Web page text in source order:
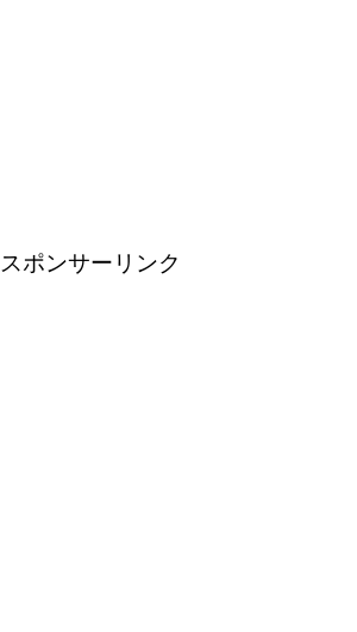
スポンサーリンク